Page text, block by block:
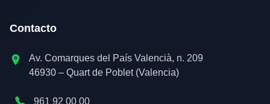
Contacto
Av. Comarques del País Valencià, n. 209
46930 – Quart de Poblet (Valencia)
961 92 00 00